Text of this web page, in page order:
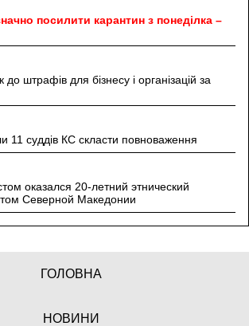
посилити карантин з понеділка –
штрафів для бізнесу і організацій за
11 суддів КС скласти повноваження
оказался 20-летний этнический
Северной Македонии
ГОЛОВНА
НОВИНИ